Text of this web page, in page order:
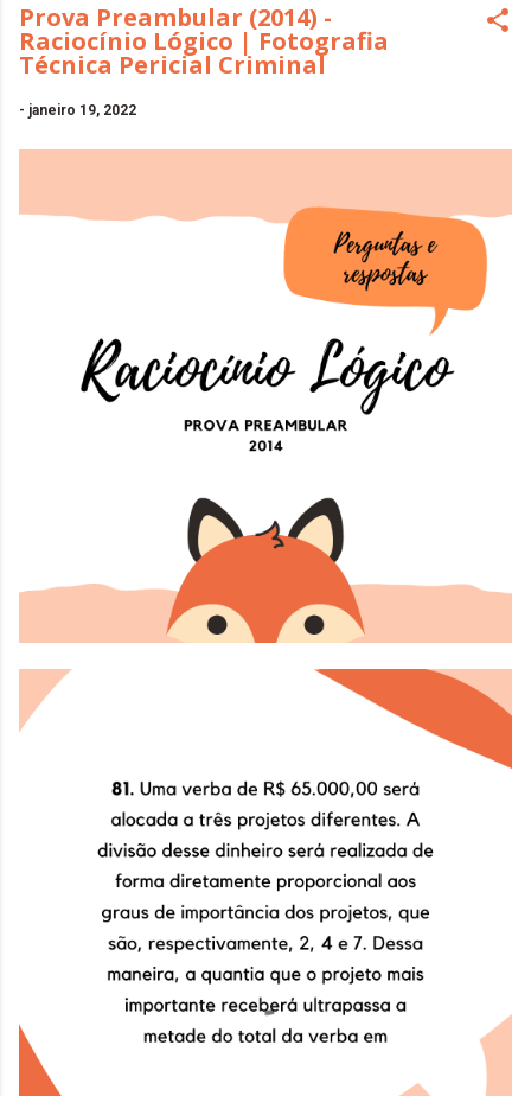
Prova Preambular (2014) -
Raciocínio Lógico | Fotografia
Técnica Pericial Criminal
- janeiro 19, 2022